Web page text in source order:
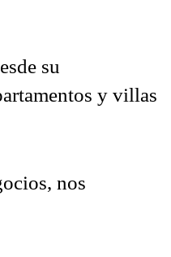
su
y villas
nos